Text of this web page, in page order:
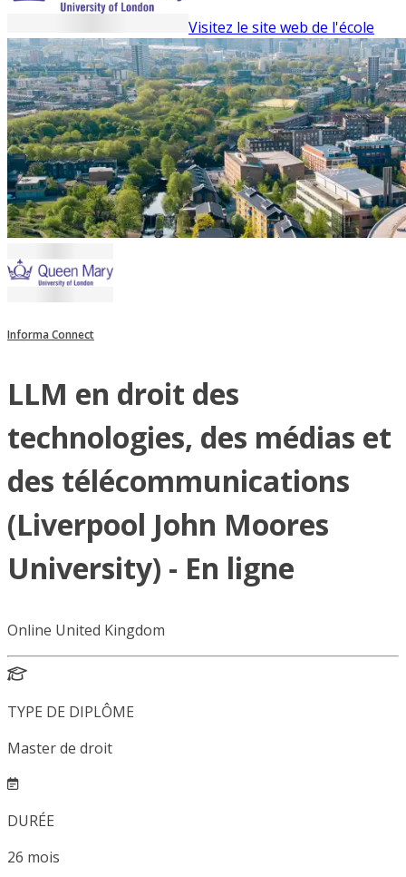
Visitez le site web de l'école
Informa Connect
LLM en droit des
technologies, des médias et
des télécommunications
(Liverpool John Moores
University) - En ligne
Online United Kingdom
TYPE DE DIPLÔME
Master de droit
DURÉE
26 mois